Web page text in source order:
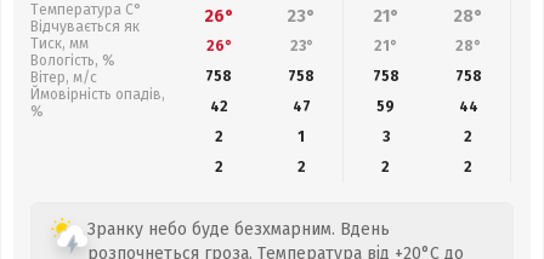
Температура С°
Відчувається як
Тиск, мм
Вологість, %
Вітер, м/с
Ймовірність опадів,
%
26° 23° 21° 28°
26° 23° 21° 28°
758
758 758 758
42
47 59 44
2
1 3
2
2
2 2 2
Зранку небо буде безхмарним. Вдень
розпочнеться гроза. Температура від +20°C до